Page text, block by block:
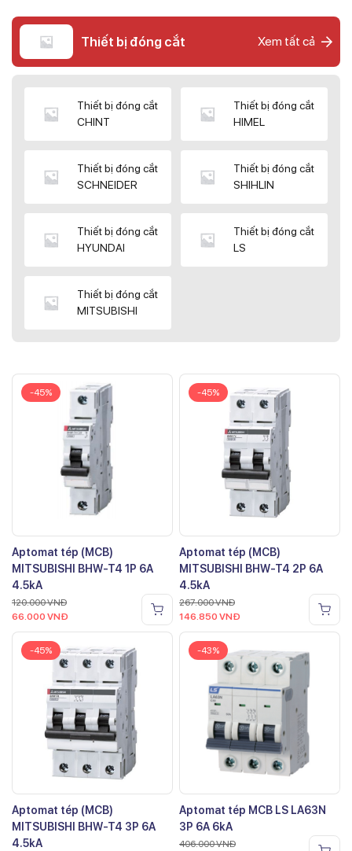
Thiết bị đóng cắt Xem tất cả
Thiết bị đóng cắt
CHINT
Thiết bị đóng cắt
HIMEL
Thiết bị đóng cắt
SCHNEIDER
Thiết bị đóng cắt
SHIHLIN
Thiết bị đóng cắt
HYUNDAI
Thiết bị đóng cắt
LS
Thiết bị đóng cắt
MITSUBISHI
-45%
Aptomat tép (MCB)
MITSUBISHI BHW-T4 1P 6A
4.5kA
120.000VNĐ
66.000 VNĐ
-45%
Aptomat tép (MCB)
MITSUBISHI BHW-T4 2P 6A
4.5kA
267.000VNĐ
146.850 VNĐ
-45%
Aptomat tép (MCB)
MITSUBISHI BHW-T4 3P 6A
4.5kA
-43%
Aptomat tép MCB LS LA63N
3P 6A 6kA
406.000VNĐ